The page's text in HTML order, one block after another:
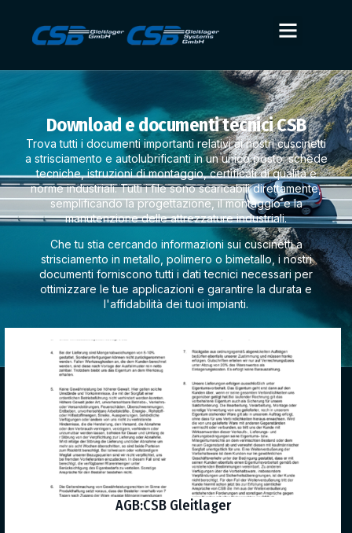
Download e documenti tecnici CSB
Trova tutti i documenti importanti relativi ai nostri cuscinetti
a strisciamento e autolubrificanti in un unico posto: schede
tecniche, istruzioni di montaggio, certificati di qualità e
norme industriali. Tutti i file sono scaricabili direttamente,
semplificando la progettazione, il montaggio e la
manutenzione delle attrezzature industriali.
Che tu stia cercando informazioni sui cuscinetti a
strisciamento in metallo, polimero o bimetallo, i nostri
documenti forniscono tutti i dati tecnici necessari per
ottimizzare le tue applicazioni e garantire la durata e
l'affidabilità dei tuoi impianti.
AGB:CSB Gleitlager